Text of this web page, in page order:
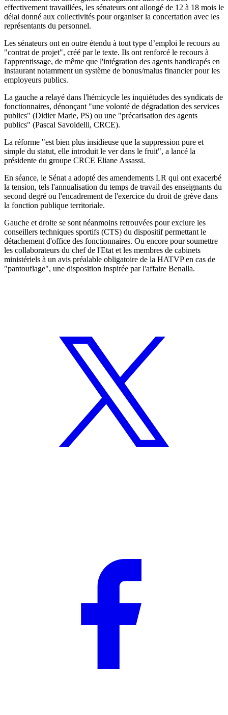
effectivement travaillées, les sénateurs ont allongé de 12 à 18 mois le
délai donné aux collectivités pour organiser la concertation avec les
représentants du personnel.
Les sénateurs ont en outre étendu à tout type d’emploi le recours au
"contrat de projet", créé par le texte. Ils ont renforcé le recours à
l'apprentissage, de même que l'intégration des agents handicapés en
instaurant notamment un système de bonus/malus financier pour les
employeurs publics.
La gauche a relayé dans l'hémicycle les inquiétudes des syndicats de
fonctionnaires, dénonçant "une volonté de dégradation des services
publics" (Didier Marie, PS) ou une "précarisation des agents
publics" (Pascal Savoldelli, CRCE).
La réforme "est bien plus insidieuse que la suppression pure et
simple du statut, elle introduit le ver dans le fruit", a lancé la
présidente du groupe CRCE Eliane Assassi.
En séance, le Sénat a adopté des amendements LR qui ont exacerbé
la tension, tels l'annualisation du temps de travail des enseignants du
second degré ou l'encadrement de l'exercice du droit de grève dans
la fonction publique territoriale.
Gauche et droite se sont néanmoins retrouvées pour exclure les
conseillers techniques sportifs (CTS) du dispositif permettant le
détachement d'office des fonctionnaires. Ou encore pour soumettre
les collaborateurs du chef de l'Etat et les membres de cabinets
ministériels à un avis préalable obligatoire de la HATVP en cas de
"pantouflage", une disposition inspirée par l'affaire Benalla.